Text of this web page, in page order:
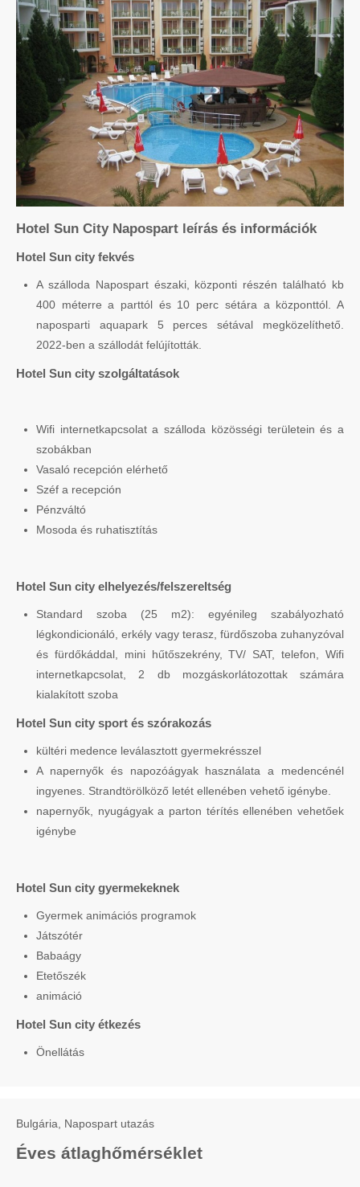
Hotel Sun City Napospart leírás és információk
Hotel Sun city fekvés
A szálloda Napospart északi, központi részén található kb
400 méterre a parttól és 10 perc sétára a központtól. A
naposparti aquapark 5 perces sétával megközelíthető.
2022-ben a szállodát felújították.
Hotel Sun city szolgáltatások
Wifi internetkapcsolat a szálloda közösségi területein és a
szobákban
Vasaló recepción elérhető
Széf a recepción
Pénzváltó
Mosoda és ruhatisztítás
Hotel Sun city elhelyezés/felszereltség
Standard szoba (25 m2): egyénileg szabályozható
légkondicionáló, erkély vagy terasz, fürdőszoba zuhanyzóval
és fürdőkáddal, mini hűtőszekrény, TV/ SAT, telefon, Wifi
internetkapcsolat, 2 db mozgáskorlátozottak számára
kialakított szoba
Hotel Sun city sport és szórakozás
kültéri medence leválasztott gyermekrésszel
A napernyők és napozóágyak használata a medencénél
ingyenes. Strandtörölköző letét ellenében vehető igénybe.
napernyők, nyugágyak a parton térítés ellenében vehetőek
igénybe
Hotel Sun city gyermekeknek
Gyermek animációs programok
Játszótér
Babaágy
Etetőszék
animáció
Hotel Sun city étkezés
Önellátás
Bulgária, Napospart utazás
Éves átlaghőmérséklet